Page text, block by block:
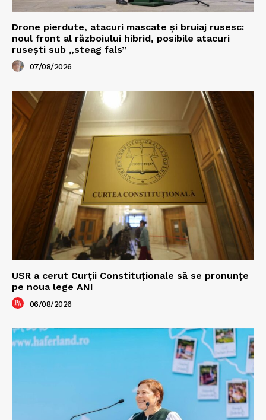
Drone pierdute, atacuri mascate și bruiaj rusesc:
noul front al războiului hibrid, posibile atacuri
rusești sub „steag fals”
07/08/2026
USR a cerut Curții Constituționale să se pronunțe
pe noua lege ANI
06/08/2026